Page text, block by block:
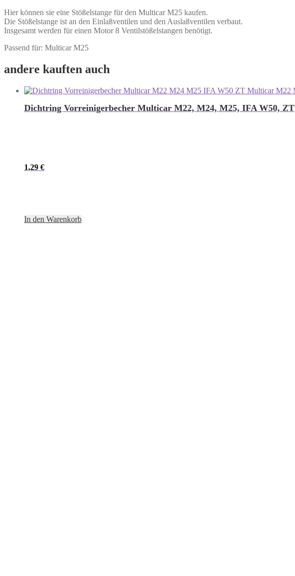
Hier können sie eine Stößelstange für den Multicar M25 kaufen.
Die Stößelstange ist an den Einlaßventilen und den Auslaßventilen verbaut.
Insgesamt werden für einen Motor 8 Ventilstößelstangen benötigt.
Passend für: Multicar M25
andere kauften auch
Dichtring Vorreinigerbecher Multicar M22, M24, M25, IFA W50, ZT
1,29 €
In den Warenkorb